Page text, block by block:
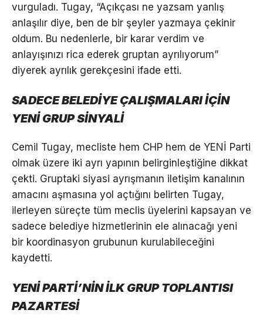
vurguladı. Tugay, “Açıkçası ne yazsam yanlış
anlaşılır diye, ben de bir şeyler yazmaya çekinir
oldum. Bu nedenlerle, bir karar verdim ve
anlayışınızı rica ederek gruptan ayrılıyorum”
diyerek ayrılık gerekçesini ifade etti.
SADECE BELEDİYE ÇALIŞMALARI İÇİN
YENİ GRUP SİNYALİ
Cemil Tugay, mecliste hem CHP hem de YENİ Parti
olmak üzere iki ayrı yapının belirginleştiğine dikkat
çekti. Gruptaki siyasi ayrışmanın iletişim kanalının
amacını aşmasına yol açtığını belirten Tugay,
ilerleyen süreçte tüm meclis üyelerini kapsayan ve
sadece belediye hizmetlerinin ele alınacağı yeni
bir koordinasyon grubunun kurulabileceğini
kaydetti.
YENİ PARTİ’NİN İLK GRUP TOPLANTISI
PAZARTESİ